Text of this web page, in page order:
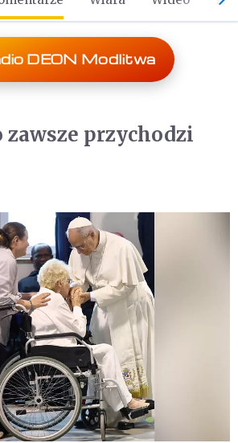
DEON Modlitwa
przychodzi